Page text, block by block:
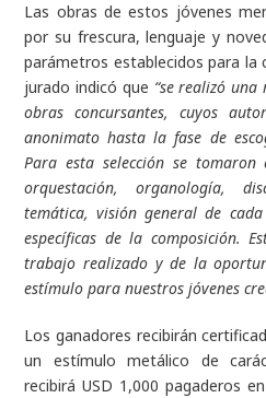
Las obras de estos jóvenes
por su frescura, lenguaje y
parámetros establecidos para la
jurado indicó que “se realizó
obras concursantes, cuyos
anonimato hasta la fase de
Para esta selección se
orquestación, organología,
temática, visión general de
específicas de la composición.
trabajo realizado y de la
estímulo para nuestros jóvenes
Los ganadores recibirán
un estímulo metálico de
recibirá USD 1,000 pagaderos